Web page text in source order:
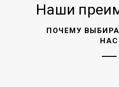
Наши
ПОЧЕМУ
НАС